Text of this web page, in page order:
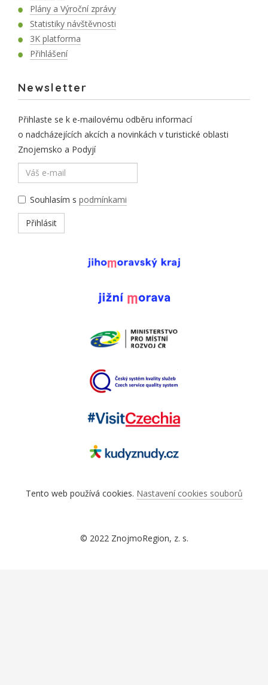
Plány a Výroční zprávy
Statistiky návštěvnosti
3K platforma
Přihlášení
Newsletter
Přihlaste se k e-mailovému odběru informací
o nadcházejících akcích a novinkách v turistické oblasti
Znojemsko a Podyjí
Souhlasím s podmínkami
Přihlásit
Tento web používá cookies. Nastavení cookies souborů
© 2022 ZnojmoRegion, z. s.